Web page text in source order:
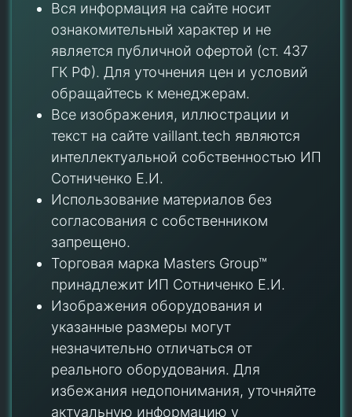
Вся информация на сайте носит
ознакомительный характер и не
является публичной офертой (ст. 437
ГК РФ). Для уточнения цен и условий
обращайтесь к менеджерам.
Все изображения, иллюстрации и
текст на сайте vaillant.tech являются
интеллектуальной собственностью ИП
Сотниченко Е.И.
Использование материалов без
согласования с собственником
запрещено.
Торговая марка Masters Group™
принадлежит ИП Сотниченко Е.И.
Изображения оборудования и
указанные размеры могут
незначительно отличаться от
реального оборудования. Для
избежания недопонимания, уточняйте
актуальную информацию у